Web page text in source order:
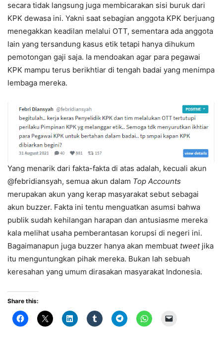
secara tidak langsung juga membicarakan sisi buruk dari
KPK dewasa ini. Yakni saat sebagian anggota KPK berjuang
menegakkan keadilan melalui OTT, sementara ada anggota
lain yang tersandung kasus etik tetapi hanya dihukum
pemotongan gaji saja. Ia mendoakan agar para pegawai
KPK mampu terus berikhtiar di tengah badai yang menimpa
lembaga mereka.
Yang menarik dari fakta-fakta di atas adalah, kecuali akun
@febridiansyah, semua akun dalam Top Accounts
merupakan akun yang kerap masyarakat sebut sebagai
akun buzzer. Fakta ini tentu menguatkan asumsi bahwa
publik sudah kehilangan harapan dan antusiasme mereka
kala melihat usaha pemberantasan korupsi di negeri ini.
Bagaimanapun juga buzzer hanya akan membuat tweetjika
itu menguntungkan pihak mereka. Bukan lah sebuah
keresahan yang umum dirasakan masyarakat Indonesia.
Share this: